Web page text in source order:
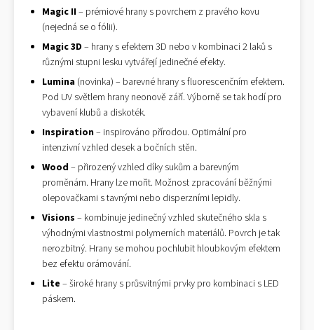
Magic II– prémiové hrany s povrchem z pravého kovu
(nejedná se o fólii).
Magic 3D – hrany s efektem 3D nebo v kombinaci 2 laků s
různými stupni lesku vytvářejí jedinečné efekty.
Lumina (novinka) – barevné hrany s fluorescenčním efektem.
Pod UV světlem hrany neonově září. Výborně se tak hodí pro
vybavení klubů a diskoték.
Inspiration– inspirováno přírodou. Optimální pro
intenzivní vzhled desek a bočních stěn.
Wood – přirozený vzhled díky sukům a barevným
proměnám. Hrany lze mořit. Možnost zpracování běžnými
olepovačkami s tavnými nebo disperzními lepidly.
Visions – kombinuje jedinečný vzhled skutečného skla s
výhodnými vlastnostmi polymerních materiálů. Povrch je tak
nerozbitný. Hrany se mohou pochlubit hloubkovým efektem
bez efektu orámování.
Lite – široké hrany s průsvitnými prvky pro kombinaci s LED
páskem.